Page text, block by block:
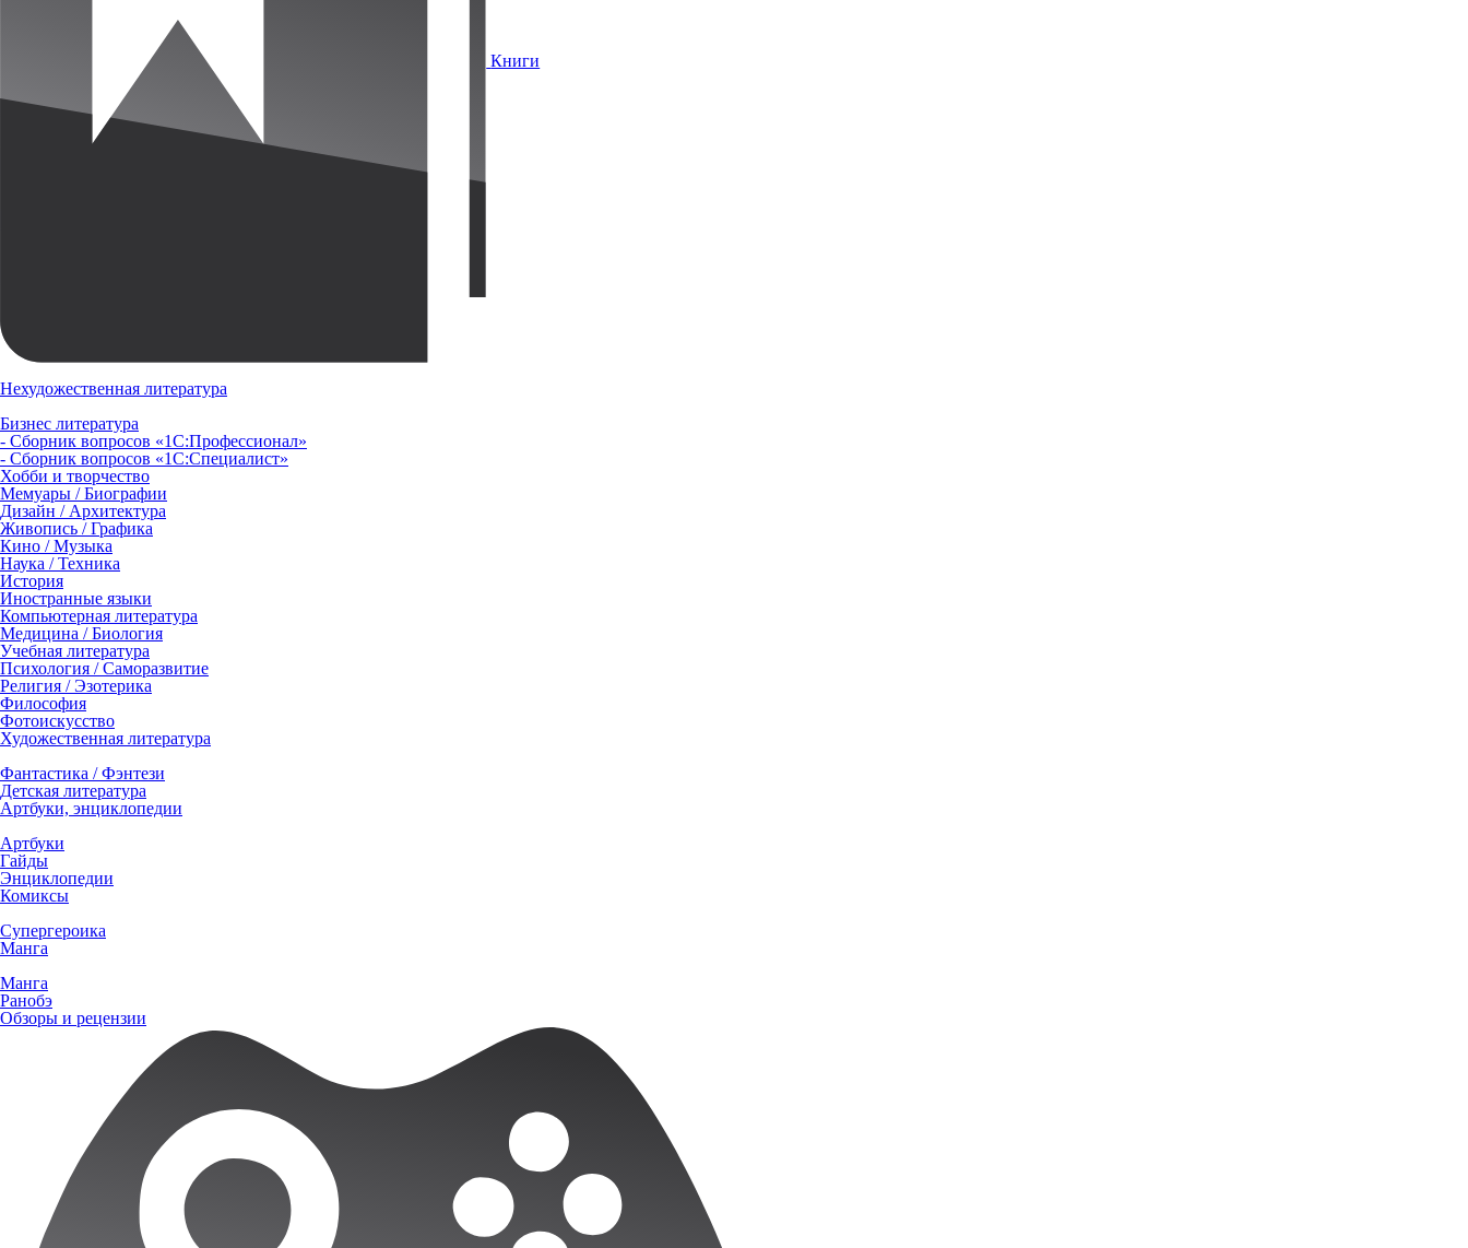
Книги
Нехудожественная литература
Бизнес литература
- Сборник вопросов «1С:Профессионал»
- Сборник вопросов «1С:Специалист»
Хобби и творчество
Мемуары / Биографии
Дизайн / Архитектура
Живопись / Графика
Кино / Музыка
Наука / Техника
История
Иностранные языки
Компьютерная литература
Медицина / Биология
Учебная литература
Психология / Саморазвитие
Религия / Эзотерика
Философия
Фотоискусство
Художественная литература
Фантастика / Фэнтези
Детская литература
Артбуки, энциклопедии
Артбуки
Гайды
Энциклопедии
Комиксы
Супергероика
Манга
Манга
Ранобэ
Обзоры и рецензии